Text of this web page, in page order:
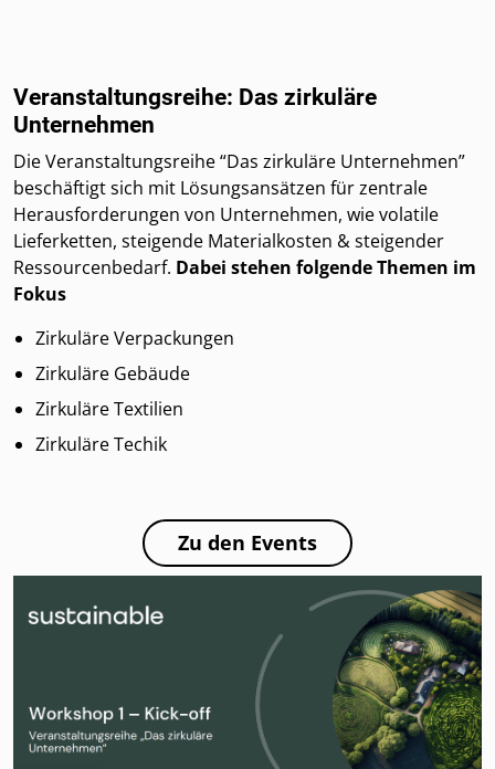
Veranstaltungsreihe: Das zirkuläre
Unternehmen
Die Veranstaltungsreihe “Das zirkuläre Unternehmen”
beschäftigt sich mit Lösungsansätzen für zentrale
Herausforderungen von Unternehmen, wie volatile
Lieferketten, steigende Materialkosten & steigender
Ressourcenbedarf. Dabei stehen folgende Themen im
Fokus
Zirkuläre Verpackungen
Zirkuläre Gebäude
Zirkuläre Textilien
Zirkuläre Techik
Zu den Events